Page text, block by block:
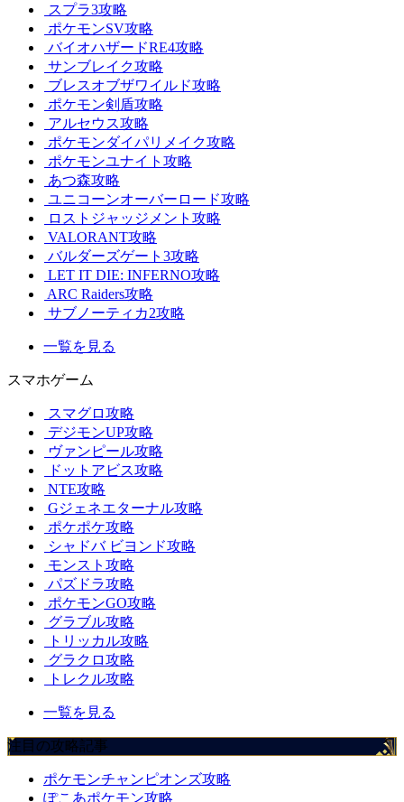
スプラ3攻略
ポケモンSV攻略
バイオハザードRE4攻略
サンブレイク攻略
ブレスオブザワイルド攻略
ポケモン剣盾攻略
アルセウス攻略
ポケモンダイパリメイク攻略
ポケモンユナイト攻略
あつ森攻略
ユニコーンオーバーロード攻略
ロストジャッジメント攻略
VALORANT攻略
バルダーズゲート3攻略
LET IT DIE: INFERNO攻略
ARC Raiders攻略
サブノーティカ2攻略
一覧を見る
スマホゲーム
スマグロ攻略
デジモンUP攻略
ヴァンピール攻略
ドットアビス攻略
NTE攻略
Gジェネエターナル攻略
ポケポケ攻略
シャドバ ビヨンド攻略
モンスト攻略
パズドラ攻略
ポケモンGO攻略
グラブル攻略
トリッカル攻略
グラクロ攻略
トレクル攻略
一覧を見る
注目の攻略記事
ポケモンチャンピオンズ攻略
ぽこあポケモン攻略